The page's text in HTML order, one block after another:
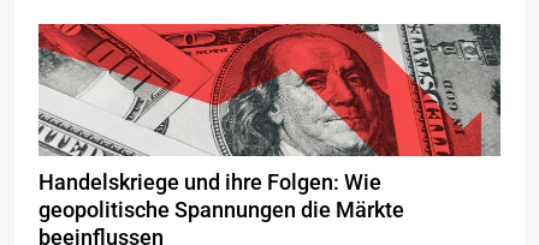
Handelskriege und ihre Folgen: Wie
geopolitische Spannungen die Märkte
beeinflussen